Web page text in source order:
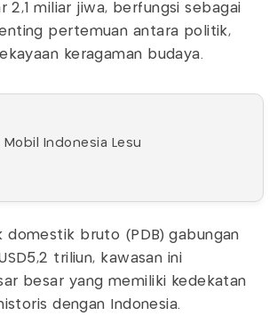
2,1 miliar jiwa, berfungsi sebagai
pertemuan antara politik,
keragaman budaya.
Mobil Indonesia Lesu
domestik bruto (PDB) gabungan
triliun, kawasan ini
besar yang memiliki kedekatan
dengan Indonesia.